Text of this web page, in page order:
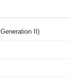
II)